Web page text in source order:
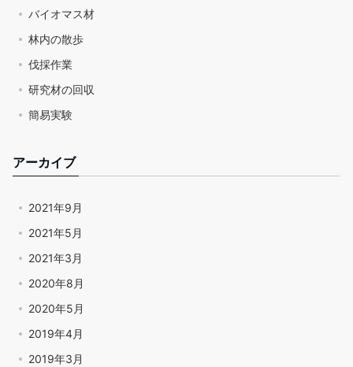
バイオマス材
林内の散歩
伐採作業
研究材の回収
簡易実験
アーカイブ
2021年9月
2021年5月
2021年3月
2020年8月
2020年5月
2019年4月
2019年3月